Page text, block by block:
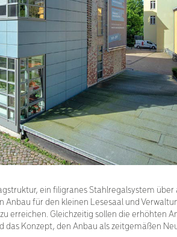
ein filigranes Stahlregalsystem über
für den kleinen Lesesaal und
erreichen. Gleichzeitig sollen die erhöhten
Konzept, den Anbau als zeitgemäßen